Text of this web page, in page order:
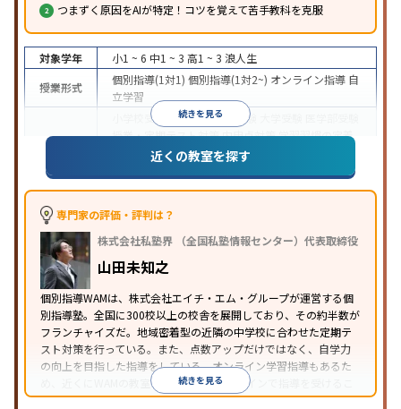
つまずく原因をAIが特定！コツを覚えて苦手教科を克服
続きを見る
対象学年 小1 ~ 6 中1 ~ 3 高1 ~ 3 浪人生
授業形式
個別指導(1対1) 個別指導(1対2~) オンライン指導 自
立学習
小学校受験 中学受験 高校受験
授業・定期テスト対策内申点対策学習習慣の定着
総合型選抜(旧AO)対策推薦入試対策
数学特化
対策英語・英会話特化対策その他科目別特化対策
特徴
中高一貫校生に対応
応
1科目から受講可能
※2023年3月調査。小学校高学年の個別指導塾アンケート調査方法を参
近くの教室を探す
専門家の評価・評判は？
株式会社私塾界 （全国私塾情報センター）代表取締役
山田未知之
個別指導WAMは、株式会社エイチ・エム・グループが運営する個
別指導塾。全国に300校以上の校舎を展開しており、その約半数が
フランチャイズだ。地域密着型の近隣の中学校に合わせた定期テ
スト対策を行っている。また、点数アップだけではなく、自学力
の向上を目指した指導をしている。オンライン学習指導もあるた
め、近くにWAMの教室がなくても、オンラインで指導を受けるこ
とができる。
続きを見る